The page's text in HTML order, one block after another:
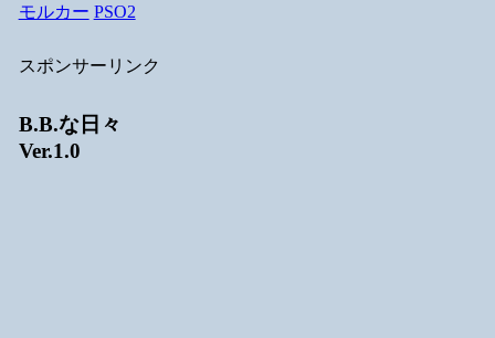
モルカー PSO2
スポンサーリンク
B.B.な日々
Ver.1.0